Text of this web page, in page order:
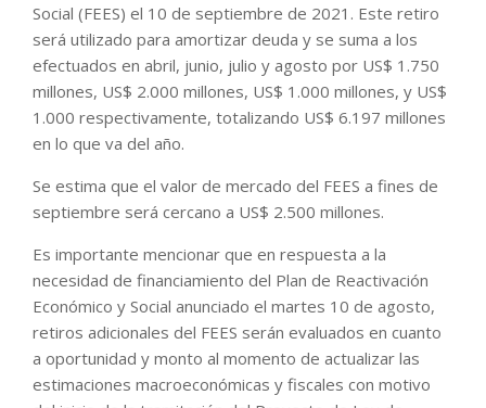
Social (FEES) el 10 de septiembre de 2021. Este retiro
será utilizado para amortizar deuda y se suma a los
efectuados en abril, junio, julio y agosto por US$ 1.750
millones, US$ 2.000 millones, US$ 1.000 millones, y US$
1.000 respectivamente, totalizando US$ 6.197 millones
en lo que va del año.
Se estima que el valor de mercado del FEES a fines de
septiembre será cercano a US$ 2.500 millones.
Es importante mencionar que en respuesta a la
necesidad de financiamiento del Plan de Reactivación
Económico y Social anunciado el martes 10 de agosto,
retiros adicionales del FEES serán evaluados en cuanto
a oportunidad y monto al momento de actualizar las
estimaciones macroeconómicas y fiscales con motivo